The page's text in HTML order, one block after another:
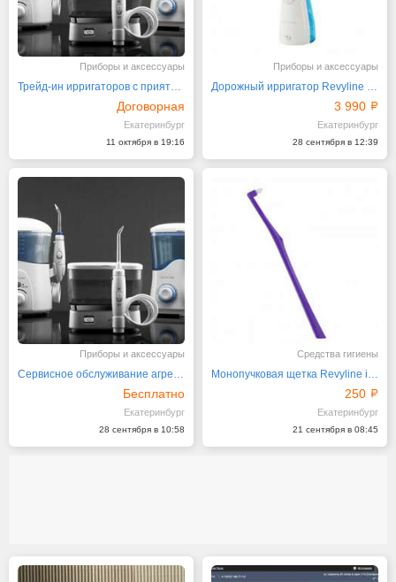
Приборы и аксессуары
Трейд-ин ирригаторов с приятной скидкой!
Договорная
Екатеринбург
11 октября в 19:16
Приборы и аксессуары
Дорожный ирригатор Revyline RL 210 с фирменным чехлом
3 990
Екатеринбург
28 сентября в 12:39
Приборы и аксессуары
Сервисное обслуживание агрегатов от марки "Ревилайн"
Бесплатно
Екатеринбург
28 сентября в 10:58
Средства гигиены
Монопучковая щетка Revyline interspace
250
Екатеринбург
21 сентября в 08:45